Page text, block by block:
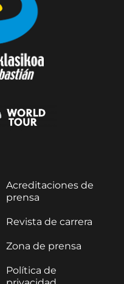
Acreditaciones de
prensa
Revista de carrera
Zona de prensa
Política de